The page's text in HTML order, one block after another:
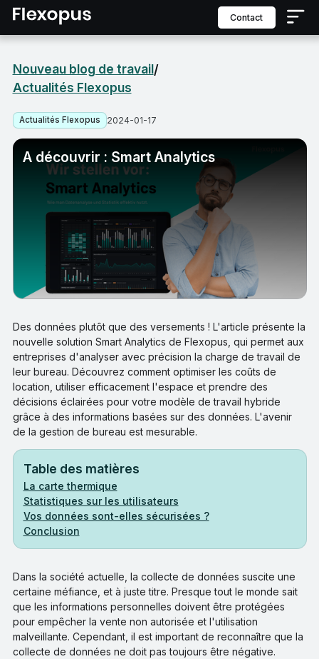
contact
Nouveau blog de travail/
Actualités Flexopus
Actualités Flexopus 2024-01-17
A découvrir : Smart Analytics
Des données plutôt que des versements ! L'article présente la
nouvelle solution Smart Analytics de Flexopus, qui permet aux
entreprises d'analyser avec précision la charge de travail de
leur bureau. Découvrez comment optimiser les coûts de
location, utiliser efficacement l'espace et prendre des
décisions éclairées pour votre modèle de travail hybride
grâce à des informations basées sur des données. L'avenir
de la gestion de bureau est mesurable.
Table des matières
La carte thermique
Statistiques sur les utilisateurs
Vos données sont-elles sécurisées ?
Conclusion
Dans la société actuelle, la collecte de données suscite une
certaine méfiance, et à juste titre. Presque tout le monde sait
que les informations personnelles doivent être protégées
pour empêcher la vente non autorisée et l'utilisation
malveillante. Cependant, il est important de reconnaître que la
collecte de données ne doit pas toujours être négative.